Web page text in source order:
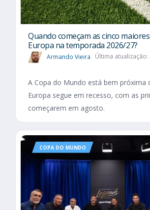
Quando começam as cinco
Europa na temporada 2026/27?
Armando Vieira Última
A Copa do Mundo está bem próxima
Europa segue em recesso, com as
começarem em agosto.
COPA DO MUNDO